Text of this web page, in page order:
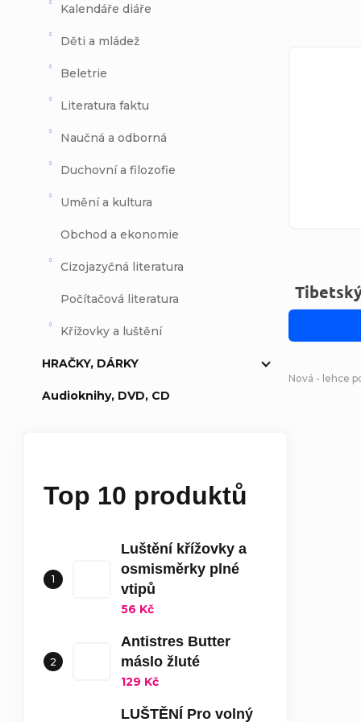
Kalendáře diáře
Děti a mládež
Beletrie
Literatura faktu
Naučná a odborná
Duchovní a filozofie
Umění a kultura
Obchod a ekonomie
Cizojazyčná literatura
Počítačová literatura
Křížovky a luštění
HRAČKY, DÁRKY
Audioknihy, DVD, CD
Top 10 produktů
Luštění křížovky a
osmisměrky plné
vtipů
56 Kč
Antistres Butter
máslo žluté
129 Kč
LUŠTĚNÍ Pro volný
Nová - lehce